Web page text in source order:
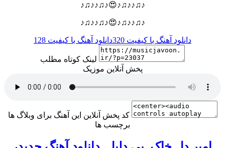
♪♫♪♪♫♪😍♪♫♪♪♫♪
♪♫♪♪♫♪😍♪♫♪♪♫♪
دانلود آهنگ با کیفیت 320 دانلود آهنگ با کیفیت 128
لینک کوتاه مطلب
پخش آنلاین موزیک
کد پخش آنلاین این آهنگ برای وبلاگ ها
برچسب ها